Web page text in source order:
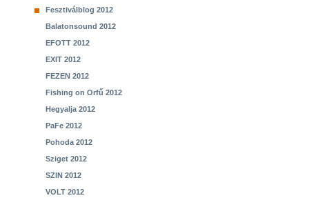
Fesztiválblog 2012
Balatonsound 2012
EFOTT 2012
EXIT 2012
FEZEN 2012
Fishing on Orfű 2012
Hegyalja 2012
PaFe 2012
Pohoda 2012
Sziget 2012
SZIN 2012
VOLT 2012